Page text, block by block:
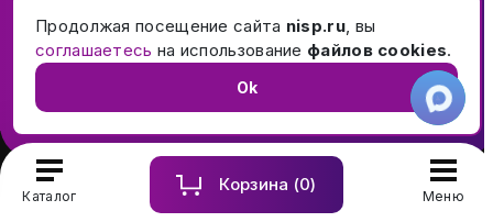
Каталог
Корзина (0)
Меню
Купить и заказать памятник на могилу в Москве и МО
Продолжая посещение сайта nisp.ru, вы
соглашаетесь на использование файлов cookies.
Ok